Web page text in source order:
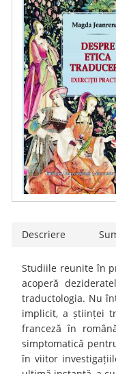
Descriere
Studiile reunite în
acoperă
traductologia. Nu
implicit, a științei
franceză în
simptomatică
în viitor